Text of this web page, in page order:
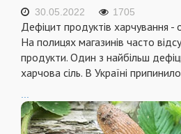
30.05.2022 1705
Дефіцит продуктів харчування -
На полицях магазинів часто
продукти. Один з найбільш
харчова сіль. В Україні
...